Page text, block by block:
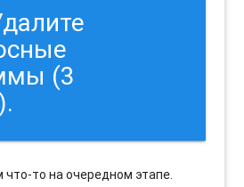
(3
то на очередном этапе.